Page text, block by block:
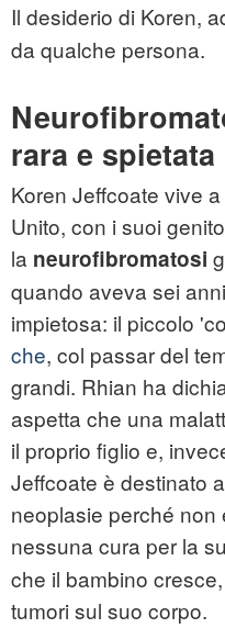
Il desiderio di Koren,
da qualche persona.
rara e spietata
Koren Jeffcoate vive
Unito, con i suoi
la neurofibromatosi
quando aveva sei
impietosa: il piccolo
che, col passar del
grandi. Rhian ha
aspetta che una
il proprio figlio e,
Jeffcoate è destinato
neoplasie perché non
nessuna cura per la
che il bambino
tumori sul suo corpo.